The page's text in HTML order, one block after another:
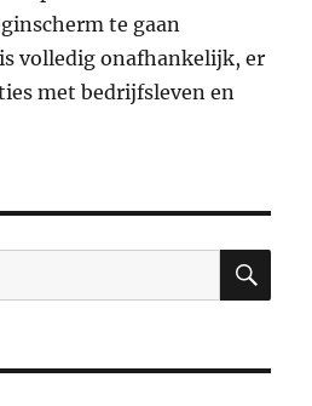
te gaan
volledig onafhankelijk, er
met bedrijfsleven en